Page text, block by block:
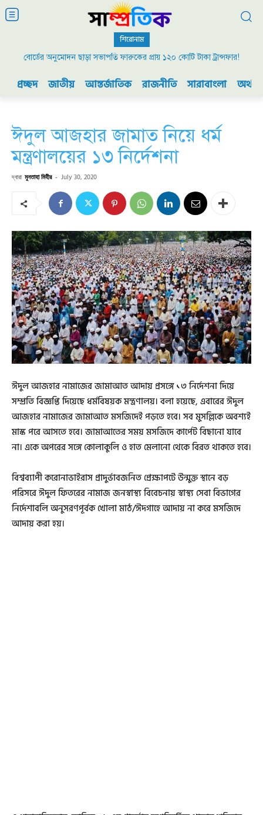
শিরোনাম
বোর্ডের অনুমোদন ছাড়া সভাপতি ফারুকের প্রায় ১২০ কোটি টাকা ট্রান্সফার!
২০০৯ এর বিডিআর বিদ্রোহ এবং ভারতের যুদ্ধ প্রস্তুতি
প্রচ্ছদ জাতীয় আন্তর্জাতিক রাজনীতি সারাবাংলা
ঈদুল আজহার জামাত নিয়ে ধর্ম
মন্ত্রণালয়ের ১৩ নির্দেশনা
দ্বারা মুনতাহা মিহীর - July 30, 2020
ঈদুল আজহার নামাজের জামাআত আদায় প্রসঙ্গে ১৩ নির্দেশনা দিয়ে
সম্প্রতি বিজ্ঞপ্তি দিয়েছে ধর্মবিষয়ক মন্ত্রণালয়। বলা হয়েছে, এবারের ঈদুল
আজহার নামাজের জামাআত মসজিদেই পড়তে হবে। সব মুসল্লিকে অবশ্যই
মাস্ক পরে আসতে হবে। জামাআতের সময় মসজিদে কার্পেট বিছানো যাবে
না। একে অপরের সঙ্গে কোলাকুলি ও হাত মেলানো থেকে বিরত থাকতে হবে।
বিশ্বব্যাপী করোনাভাইরাস প্রাদুর্ভাবজনিত প্রেক্ষাপটে উন্মুক্ত স্থানে বড়
পরিসরে ঈদুল ফিতরের নামাজ জনস্বাস্থ্য বিবেচনায় স্বাস্থ্য সেবা বিভাগের
নির্দেশাবলি অনুসরণপূর্বক খোলা মাঠ/ঈদগাহে আদায় না করে মসজিদে
আদায় করা হয়।